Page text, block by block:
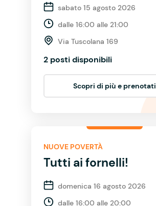
sabato 15 agosto 2026
dalle 16:00 alle 21:00
Via Tuscolana 169
2 posti disponibili
Scopri di più e prenotati
NUOVE POVERTÀ
Tutti ai fornelli!
domenica 16 agosto 2026
dalle 16:00 alle 20:00